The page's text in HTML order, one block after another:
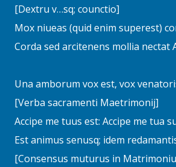
[Dextru v…sq; counctio]
Mox niueas (quid enim superest)
Corda sed arcitenens mollia nectat
Una amborum vox est, vox
[Verba sacramenti Maetrimonij]
Accipe me tuus est: Accipe me tua
Est animus senusq; idem
[Consensus muturus in